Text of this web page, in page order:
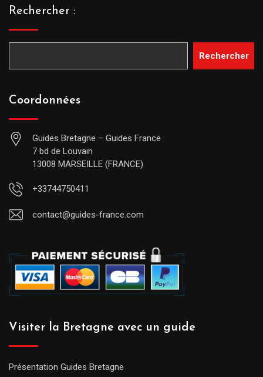
Rechercher :
Rechercher
Coordonnées
Guides Bretagne – Guides France
7 bd de Louvain
13008 MARSEILLE (FRANCE)
+33744750411
contact@guides-france.com
Visiter la Bretagne avec un guide
Présentation Guides Bretagne